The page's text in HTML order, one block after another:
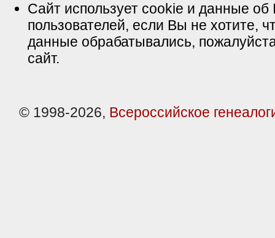
Сайт использует cookie и данные об
пользователей, если Вы не хотите,
данные обрабатывались,
сайт.
© 1998-2026, Всероссийское